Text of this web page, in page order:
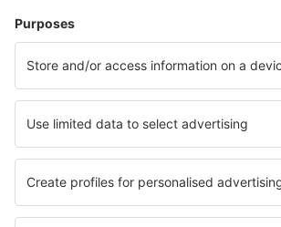
Gaya Airport (GAY)
Gondia (GDB)
Gorakhpur Airport (GOP)
Jamnagar Govardhanpur (JGA)